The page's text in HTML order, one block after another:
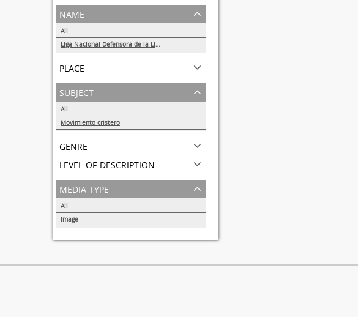
name
All
Liga Nacional Defensora de la Libertad Religiosa
place
subject
All
Movimiento cristero
genre
level of description
media type
All
Image